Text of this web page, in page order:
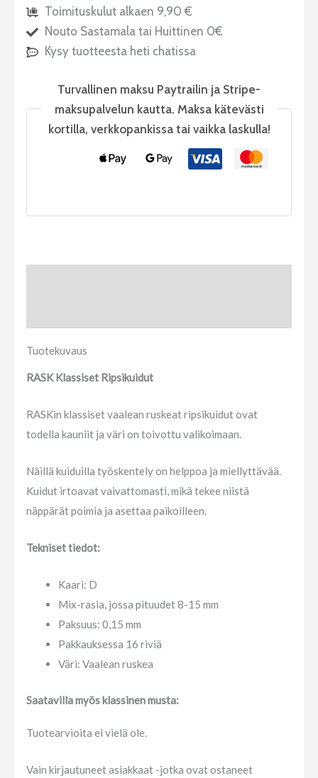
Toimituskulut alkaen 9,90 €
Nouto Sastamala tai Huittinen 0€
Kysy tuotteesta heti chatissa
Turvallinen maksu Paytrailin ja Stripe-
maksupalvelun kautta. Maksa kätevästi
kortilla, verkkopankissa tai vaikka laskulla!
Tuotekuvaus
RASK Klassiset Ripsikuidut
RASKin klassiset vaalean ruskeat ripsikuidut ovat
todella kauniit ja väri on toivottu valikoimaan.
Näillä kuiduilla työskentely on helppoa ja miellyttävää.
Kuidut irtoavat vaivattomasti, mikä tekee niistä
näppärät poimia ja asettaa paikoilleen.
Tekniset tiedot:
Kaari: D
Mix-rasia, jossa pituudet 8-15 mm
Paksuus: 0,15 mm
Pakkauksessa 16 riviä
Väri: Vaalean ruskea
Saatavilla myös klassinen musta:
Tuotearvioita ei vielä ole.
Vain kirjautuneet asiakkaat -jotka ovat ostaneet